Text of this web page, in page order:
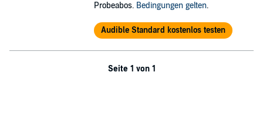
Probeabos. Bedingungen gelten.
Audible Standard kostenlos testen
Seite 1 von 1